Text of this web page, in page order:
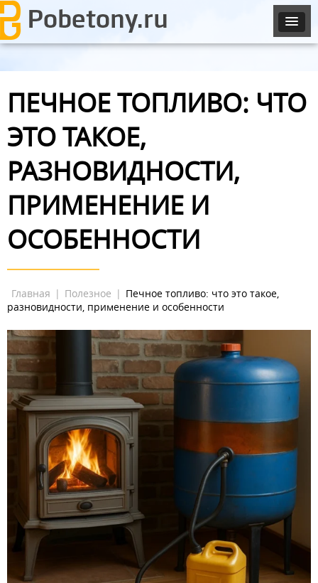
ПЕЧНОЕ ТОПЛИВО: ЧТО
ЭТО ТАКОЕ,
РАЗНОВИДНОСТИ,
ПРИМЕНЕНИЕ И
ОСОБЕННОСТИ
Главная | Полезное | Печное топливо: что это такое,
разновидности, применение и особенности